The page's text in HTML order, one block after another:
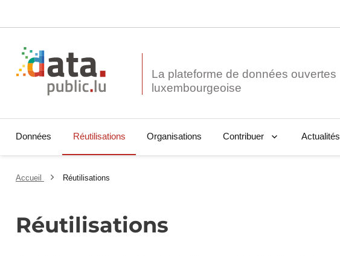
La plateforme de données ouvertes
Données Réutilisations Organisations Contribuer Actualités
Accueil Réutilisations
Réutilisations